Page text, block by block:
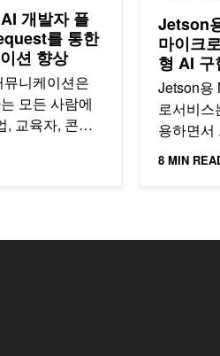
개발자 플
를 통한
션 향상
니케이션은
모든 사람에
, 교육자, 콘텐
필수적입니
Jetson
마이크
형 AI 구
Jetson용
로서비스
용하면서
애플리케
8 MIN